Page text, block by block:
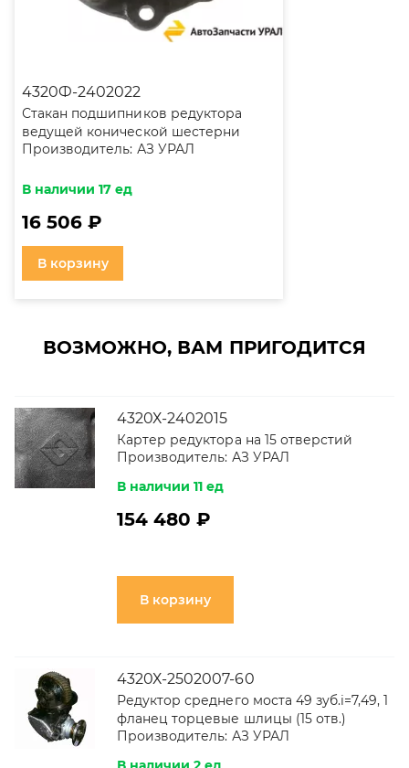
4320Ф-2402022
Стакан подшипников редуктора
ведущей конической шестерни
(большой) (в сборе с
Производитель: АЗ УРАЛ
В наличии 17 ед
16 506 ₽
В корзину
ВОЗМОЖНО, ВАМ ПРИГОДИТСЯ
4320Х-2402015
Картер редуктора на 15 отверстий
Производитель: АЗ УРАЛ
В наличии 11 ед
154 480 ₽
В корзину
4320Х-2502007-60
Редуктор среднего моста 49 зуб.i=7,49, 1
фланец торцевые шлицы (15 отв.)
Производитель: АЗ УРАЛ